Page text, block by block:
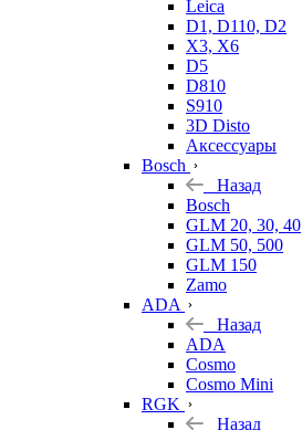
Leica
D1, D110, D2
X3, X6
D5
D810
S910
3D Disto
Аксессуары
Bosch
Назад
Bosch
GLM 20, 30, 40
GLM 50, 500
GLM 150
Zamo
ADA
Назад
ADA
Cosmo
Cosmo Mini
RGK
Назад